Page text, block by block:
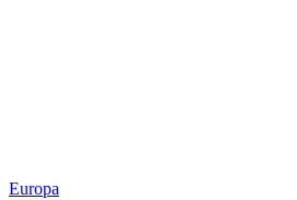
Europa